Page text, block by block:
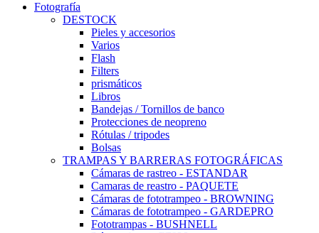
Fotografía
DESTOCK
Pieles y accesorios
Varios
Flash
Filters
prismáticos
Libros
Bandejas / Tornillos de banco
Protecciones de neopreno
Rótulas / tripodes
Bolsas
TRAMPAS Y BARRERAS FOTOGRÁFICAS
Cámaras de rastreo - ESTANDAR
Camaras de reastro - PAQUETE
Cámaras de fototrampeo - BROWNING
Cámaras de fototrampeo - GARDEPRO
Fototrampas - BUSHNELL